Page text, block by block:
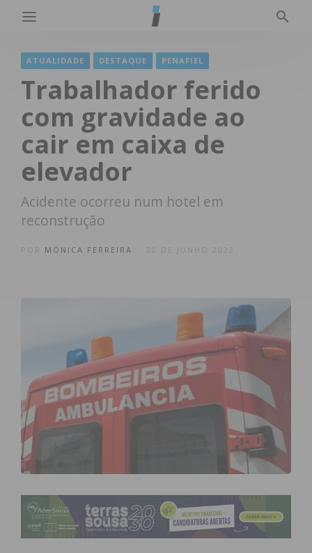
ATUALIDADE DESTAQUE PENAFIEL
Trabalhador ferido
com gravidade ao
cair em caixa de
elevador
Acidente ocorreu num hotel em
reconstrução
MÓNICA FERREIRA